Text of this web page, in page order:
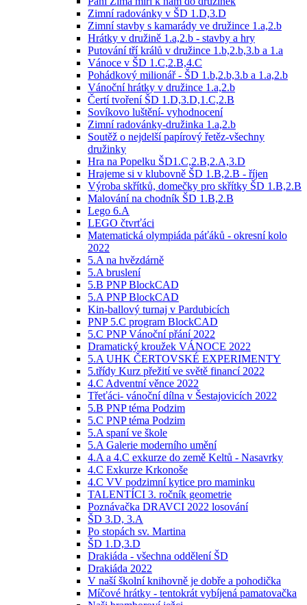
Zimní radovánky v ŠD 1.D,3.D
Zimní stavby s kamarády ve družince 1.a,2.b
Hrátky v družině 1.a,2.b - stavby a hry
Putování tří králů v družince 1.b,2.b,3.b a 1.a
Vánoce v ŠD 1.C,2.B,4.C
Pohádkový milionář - ŠD 1.b,2.b,3.b a 1.a,2.b
Vánoční hrátky v družince 1.a,2.b
Čertí tvoření ŠD 1.D,3.D,1.C,2.B
Sovíkovo luštění- vyhodnocení
Zimní radovánky-družinka 1.a,2.b
Soutěž o nejdelší papírový řetěz-všechny
družinky
Hra na Popelku ŠD1.C,2.B,2.A,3.D
Hrajeme si v klubovně ŠD 1.B,2.B - říjen
Výroba skřítků, domečky pro skřítky ŠD 1.B,2.B
Malování na chodník ŠD 1.B,2.B
Lego 6.A
LEGO čtvrťáci
Matematická olympiáda páťáků - okresní kolo
2022
5.A na hvězdárně
5.A bruslení
5.B PNP BlockCAD
5.A PNP BlockCAD
Kin-ballový turnaj v Pardubicích
PNP 5.C program BlockCAD
5.C PNP Vánoční přání 2022
Dramatický kroužek VÁNOCE 2022
5.A UHK ČERTOVSKÉ EXPERIMENTY
5.třídy Kurz přežití ve světě financí 2022
4.C Adventní věnce 2022
Třeťáci- vánoční dílna v Šestajovicích 2022
5.B PNP téma Podzim
5.C PNP téma Podzim
5.A spaní ve škole
5.A Galerie moderního umění
4.A a 4.C exkurze do země Keltů - Nasavrky
4.C Exkurze Krkonoše
4.C VV podzimní kytice pro maminku
TALENTÍCI 3. ročník geometrie
Poznávačka DRAVCI 2022 losování
ŠD 3.D, 3.A
Po stopách sv. Martina
ŠD 1.D,3.D
Drakiáda - všechna oddělení ŠD
Drakiáda 2022
V naší školní knihovně je dobře a pohodička
Míčové hrátky - tentokrát vybíjená pamatovačka